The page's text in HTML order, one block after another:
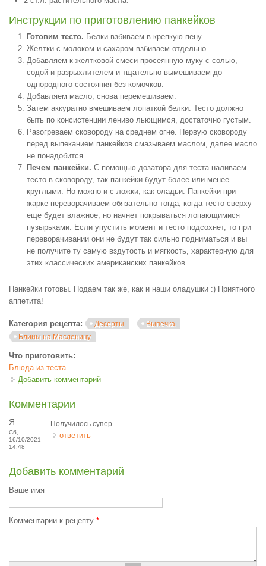
Инструкции по приготовлению панкейков
Готовим тесто. Белки взбиваем в крепкую пену.
Желтки с молоком и сахаром взбиваем отдельно.
Добавляем к желтковой смеси просеянную муку с солью,
содой и разрыхлителем и тщательно вымешиваем до
однородного состояния без комочков.
Добавляем масло, снова перемешиваем.
Затем аккуратно вмешиваем лопаткой белки. Тесто должно
быть по консистенции лениво льющимся, достаточно густым.
Разогреваем сковороду на среднем огне. Первую сковороду
перед выпеканием панкейков смазываем маслом, далее масло
не понадобится.
Печем панкейки. С помощью дозатора для теста наливаем
тесто в сковороду, так панкейки будут более или менее
круглыми. Но можно и с ложки, как оладьи. Панкейки при
жарке переворачиваем обязательно тогда, когда тесто сверху
еще будет влажное, но начнет покрываться лопающимися
пузырьками. Если упустить момент и тесто подсохнет, то при
переворачивании они не будут так сильно подниматься и вы
не получите ту самую вздутость и мягкость, характерную для
этих классических американских панкейков.
Панкейки готовы. Подаем так же, как и наши оладушки :) Приятного
аппетита!
Категория рецепта: Десерты
Выпечка
Блины на Масленицу
Что приготовить:
Блюда из теста
Добавить комментарий
Комментарии
Я
Сб,
16/10/2021 -
14:48
Получилось супер
ответить
Добавить комментарий
Ваше имя
Комментарии к рецепту *